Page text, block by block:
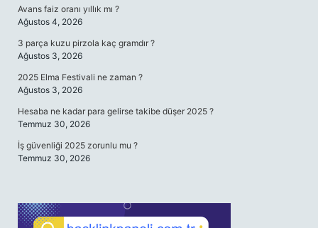
Avans faiz oranı yıllık mı ?
Ağustos 4, 2026
3 parça kuzu pirzola kaç gramdır ?
Ağustos 3, 2026
2025 Elma Festivali ne zaman ?
Ağustos 3, 2026
Hesaba ne kadar para gelirse takibe düşer 2025 ?
Temmuz 30, 2026
İş güvenliği 2025 zorunlu mu ?
Temmuz 30, 2026